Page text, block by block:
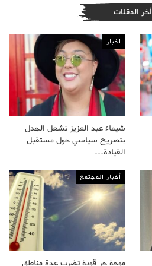
أخر المقلات
اخبار
شيماء عبد العزيز تشعل الجدل
بتصريح سياسي حول مستقبل
القيادة…
أخبار المجتمع
موجة حر قوية تضرب عدة مناطق